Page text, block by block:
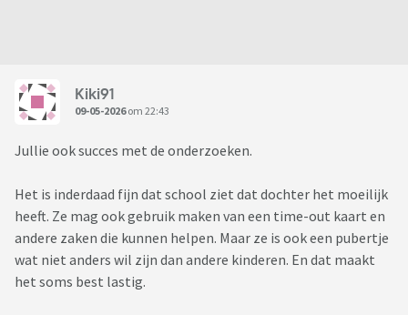
Kiki91
09-05-2026om 22:43
Jullie ook succes met de onderzoeken.
Het is inderdaad fijn dat school ziet dat dochter het moeilijk
heeft. Ze mag ook gebruik maken van een time-out kaart en
andere zaken die kunnen helpen. Maar ze is ook een pubertje
wat niet anders wil zijn dan andere kinderen. En dat maakt
het soms best lastig.